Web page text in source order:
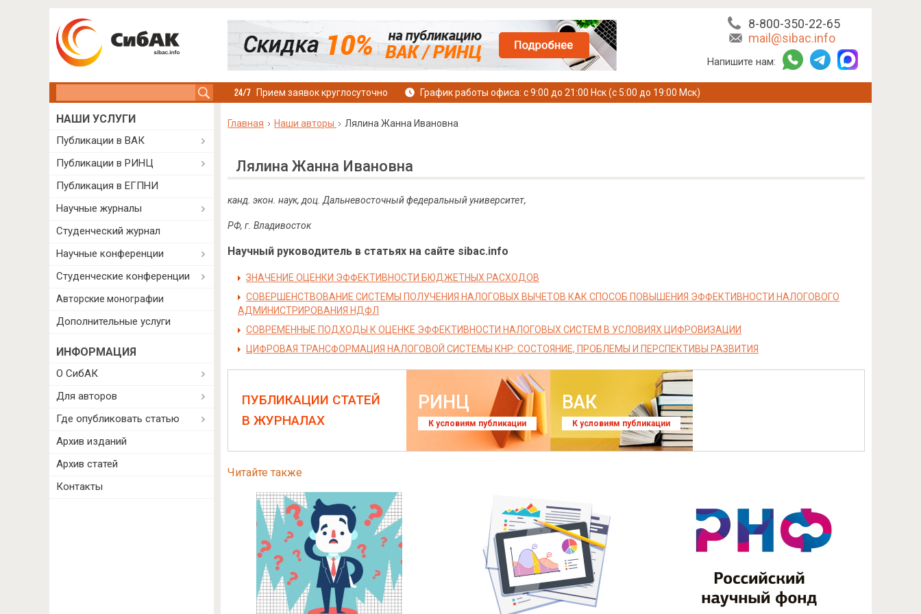
8-800-350-22-65
mail@sibac.info
Напишите нам:
Прием заявок круглосуточно График работы офиса: с 9:00 до 21:00 Нск (с 5:00 до 19:00 Мск)
Главная Наши авторы Лялина Жанна Ивановна
Лялина Жанна Ивановна
канд. экон. наук, доц. Дальневосточный федеральный университет,
РФ, г. Владивосток
Научный руководитель в статьях на сайте sibac.info
ЗНАЧЕНИЕ ОЦЕНКИ ЭФФЕКТИВНОСТИ БЮДЖЕТНЫХ РАСХОДОВ
СОВЕРШЕНСТВОВАНИЕ СИСТЕМЫ ПОЛУЧЕНИЯ НАЛОГОВЫХ ВЫЧЕТОВ КАК СПОСОБ ПОВЫШЕНИЯ ЭФФЕКТИВНОСТИ НАЛОГОВОГО
АДМИНИСТРИРОВАНИЯ НДФЛ
СОВРЕМЕННЫЕ ПОДХОДЫ К ОЦЕНКЕ ЭФФЕКТИВНОСТИ НАЛОГОВЫХ СИСТЕМ В УСЛОВИЯХ ЦИФРОВИЗАЦИИ
ЦИФРОВАЯ ТРАНСФОРМАЦИЯ НАЛОГОВОЙ СИСТЕМЫ КНР: СОСТОЯНИЕ, ПРОБЛЕМЫ И ПЕРСПЕКТИВЫ РАЗВИТИЯ
ПУБЛИКАЦИИ СТАТЕЙ
В ЖУРНАЛАХ
РИНЦ
К условиям публикации
ВАК
К условиям публикации
Читайте также
НАШИ УСЛУГИ
Публикации в ВАК
Публикации в РИНЦ
Публикация в ЕГПНИ
Научные журналы
Студенческий журнал
Научные конференции
Студенческие конференции
Авторские монографии
Дополнительные услуги
ИНФОРМАЦИЯ
О СибАК
Для авторов
Где опубликовать статью
Архив изданий
Архив статей
Контакты